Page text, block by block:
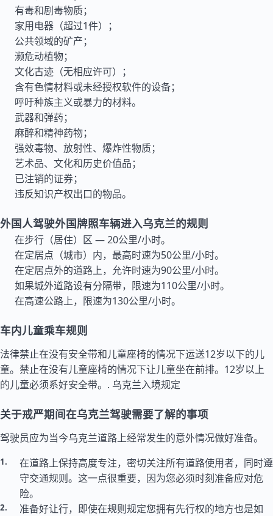
有毒和剧毒物质；
家用电器（超过1件）；
公共领域的矿产；
濒危动植物；
文化古迹（无相应许可）；
含有色情材料或未经授权软件的设备；
呼吁种族主义或暴力的材料。
武器和弹药；
麻醉和精神药物；
强效毒物、放射性、爆炸性物质；
艺术品、文化和历史价值品；
已注销的证券；
违反知识产权出口的物品。
外国人驾驶外国牌照车辆进入乌克兰的规则
在步行（居住）区 — 20公里/小时。
在定居点（城市）内，最高时速为50公里/小时。
在定居点外的道路上，允许时速为90公里/小时。
如果城外道路设有分隔带，限速为110公里/小时。
在高速公路上，限速为130公里/小时。
车内儿童乘车规则
法律禁止在没有安全带和儿童座椅的情况下运送12岁以下的儿
童。禁止在没有儿童座椅的情况下让儿童坐在前排。12岁以上
的儿童必须系好安全带。. 乌克兰入境规定
关于戒严期间在乌克兰驾驶需要了解的事项
驾驶员应为当今乌克兰道路上经常发生的意外情况做好准备。
在道路上保持高度专注，密切关注所有道路使用者，同时遵
守交通规则。这一点很重要，因为您必须时刻准备应对危
险。
准备好让行，即使在规则规定您拥有先行权的地方也是如